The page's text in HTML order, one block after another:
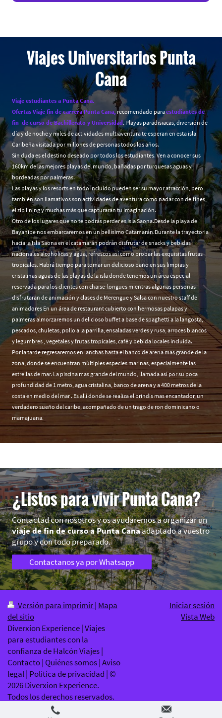
Viajes Universitarios Punta
Cana
Viaje estudiantes a Punta Cana.
Ofertas Viaje fin de carrera Punta Cana, recomendado paraestudiantes de
fin de curso de Bachillerato y Universidad. Playas paradisiacas, diversión de
día y de noche y miles de actividades multiaventura te esperan en esta isla
Caribeña visitada por millones de personas todos los años.
Sin duda es el destino deseado por todos los estudiantes. Ven a conocer sus
160km de las mejores playas del mundo, bañadas por turquesas aguas y
bordeadas por palmeras.
Las playas y los resorts en todo incluido pueden ser su mayor atracción, pero
también son llamativos son actividades de aventura como nadar con delfines,
el zip lining y muchas más que capturarán tu imaginación.
Otro de los lugares que no te podrás perder es Isla Saona.Desde la playa de
Bayahibe nos embarcaremos en un bellísimo Catamarán.Durante la trayectoria
hacia la Isla Saona en el catamarán podrán disfrutar de snacks y bebidas
nacionales alcohólicas y agua, refrescos así como probar las exquisitas frutas
tropicales. Habrá tiempo para tomar un delicioso baño en sus limpias y
cristalinas aguas de las playas de la isla donde tenemos un área especial
reservada para los clientes con chaise-longues mientras algunas personas
disfrutaran de animación y clases de Merengue y Salsa con nuestro staff de
animadores En un área de restaurant cubierto con hermosas palapas y
palmeras almorzaremos un delicioso buffet a base de spaghetti a la langosta,
pescados, chuletas, pollo a la parrilla, ensaladas verdes y rusa, arroces blancos
y legumbres , vegetales y frutas tropicales, café y bebida locales incluida.
Por la tarde regresaremos en lanchas hasta el banco de arena mas grande de la
zona, donde se encuentran múltiples especies marinas, especialmente las
estrellas de mar. La piscina mas grande del mundo, llamada así por su poca
profundidad de 1 metro, agua cristalina, banco de arena y a 400 metros de la
costa en medio del mar . Es allí donde se realiza el brindis mas encantador, un
verdadero sueño del caribe, acompañado de un trago de ron dominicano o
mamajuana.
¿Listos para vivir Punta Cana?
Contactad con nosotros y os ayudaremos a organizar un
viaje de fin de curso a Punta Canaadaptado a vuestro
grupo y con todo preparado.
Contactanos ya por Whatsapp
Versión para imprimir| Mapa
del sitio
Diverxion Experience | Viajes
para estudiantes con la
confianza de Halcón Viajes |
Contacto | Quiénes somos | Aviso
legal | Política de privacidad | ©
2026 Diverxion Experience.
Todos los derechos reservados.
Iniciar sesión
Vista Web